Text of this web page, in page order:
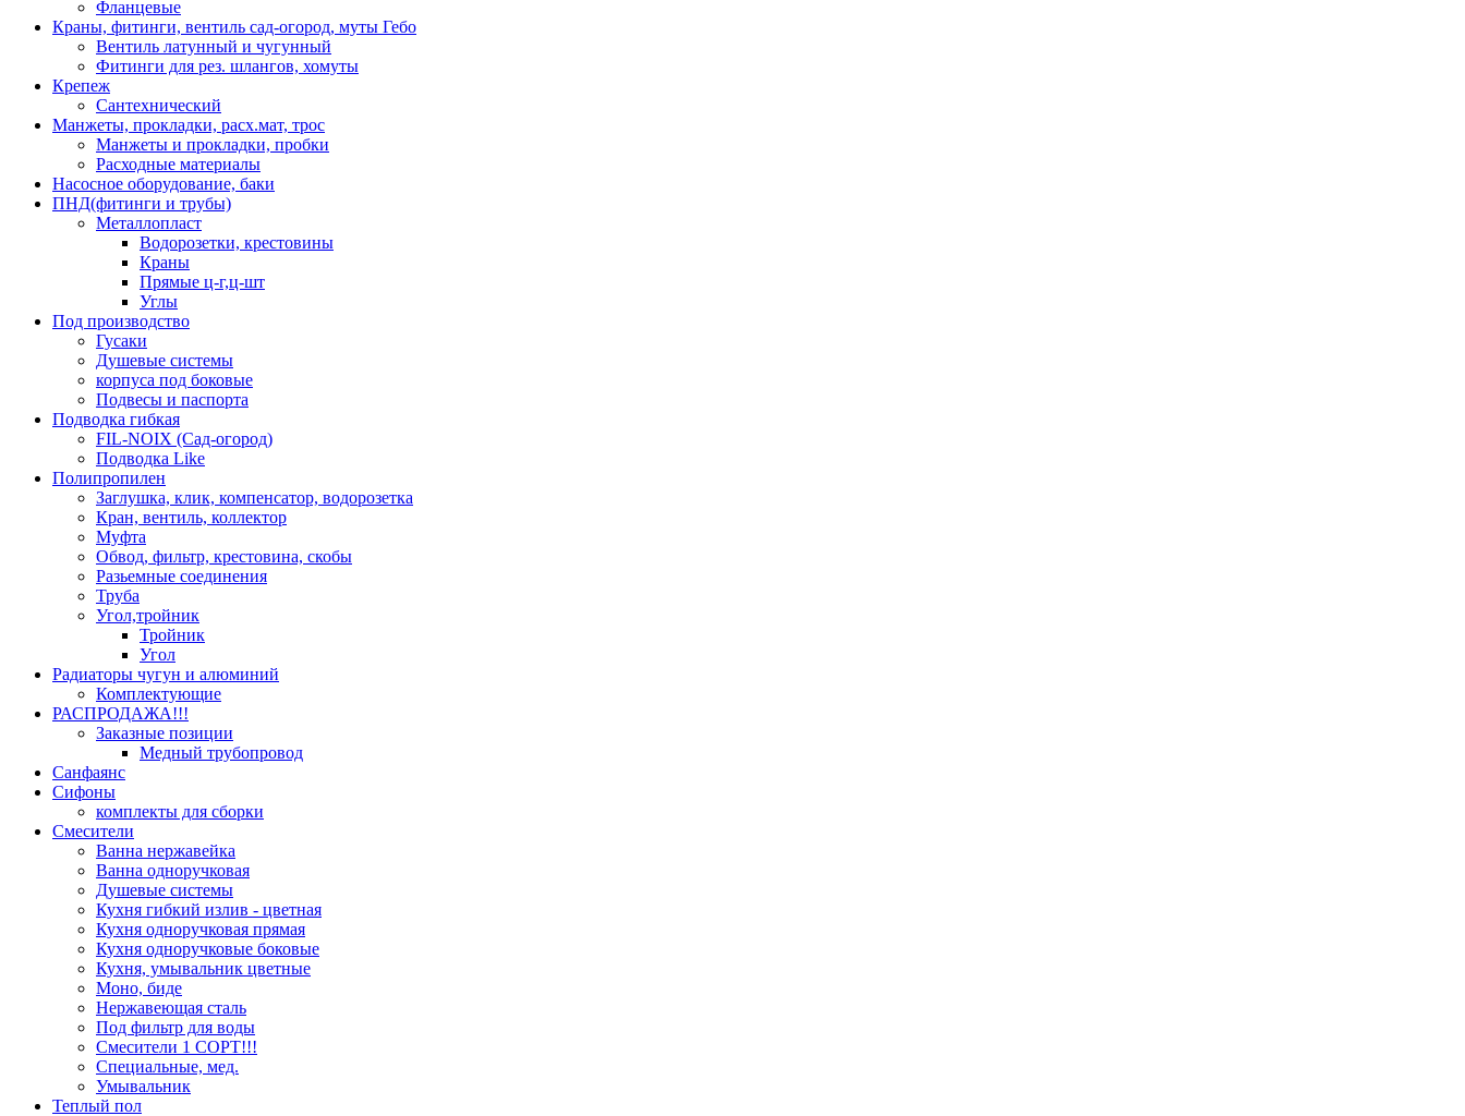
Фланцевые
Краны, фитинги, вентиль сад-огород, муты Гебо
Вентиль латунный и чугунный
Фитинги для рез. шлангов, хомуты
Крепеж
Сантехнический
Манжеты, прокладки, расх.мат, трос
Манжеты и прокладки, пробки
Расходные материалы
Насосное оборудование, баки
ПНД(фитинги и трубы)
Металлопласт
Водорозетки, крестовины
Краны
Прямые ц-г,ц-шт
Углы
Под производство
Гусаки
Душевые системы
корпуса под боковые
Подвесы и паспорта
Подводка гибкая
FIL-NOIX (Сад-огород)
Подводка Like
Полипропилен
Заглушка, клик, компенсатор, водорозетка
Кран, вентиль, коллектор
Муфта
Обвод, фильтр, крестовина, скобы
Разьемные соединения
Труба
Угол,тройник
Тройник
Угол
Радиаторы чугун и алюминий
Комплектующие
РАСПРОДАЖА!!!
Заказные позиции
Медный трубопровод
Санфаянс
Сифоны
комплекты для сборки
Смесители
Ванна нержавейка
Ванна одноручковая
Душевые системы
Кухня гибкий излив - цветная
Кухня одноручковая прямая
Кухня одноручковые боковые
Кухня, умывальник цветные
Моно, биде
Нержавеющая сталь
Под фильтр для воды
Смесители 1 СОРТ!!!
Специальные, мед.
Умывальник
Теплый пол